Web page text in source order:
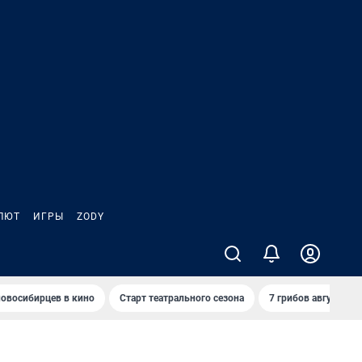
ИГРЫ ZODY
в кино Старт театрального сезона 7 грибов августа